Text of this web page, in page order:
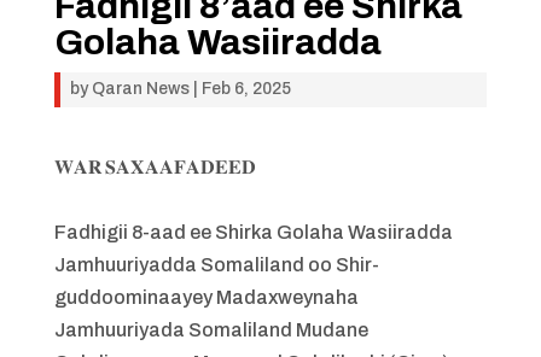
Golaha Wasiiradda
by Qaran News| Feb 6, 2025
𝐖𝐀𝐑 𝐒𝐀𝐗𝐀𝐀𝐅𝐀𝐃𝐄𝐄𝐃
Fadhigii 8-aad ee Shirka Golaha Wasiiradda
Jamhuuriyadda Somaliland oo Shir-
guddoominaayey Madaxweynaha
Jamhuuriyada Somaliland Mudane